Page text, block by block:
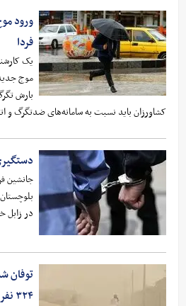
ورود
فردا
یک
موج
بارش
کشاورزان باید نسبت به سامانه‌های ضدتگرگ و
جانشین
در زابل
توفان
۳۲۴ نفر بیمارستانی شدند